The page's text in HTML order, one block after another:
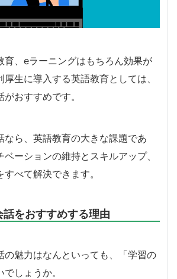
育、eラーニングはもちろん効果が
生に導入する英語教育としては、
おすすめです。
なら、英語教育の大きな課題であ
ーションの維持とスキルアップ、
べて解決できます。
をおすすめする理由
の魅力はなんといっても、「学習の
しょうか。